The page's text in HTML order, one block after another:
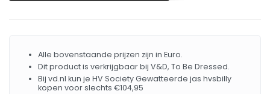
Alle bovenstaande prijzen zijn in Euro.
Dit product is verkrijgbaar bij V&D, To Be Dressed.
Bij vd.nl kun je HV Society Gewatteerde jas hvsbilly
kopen voor slechts €104,95